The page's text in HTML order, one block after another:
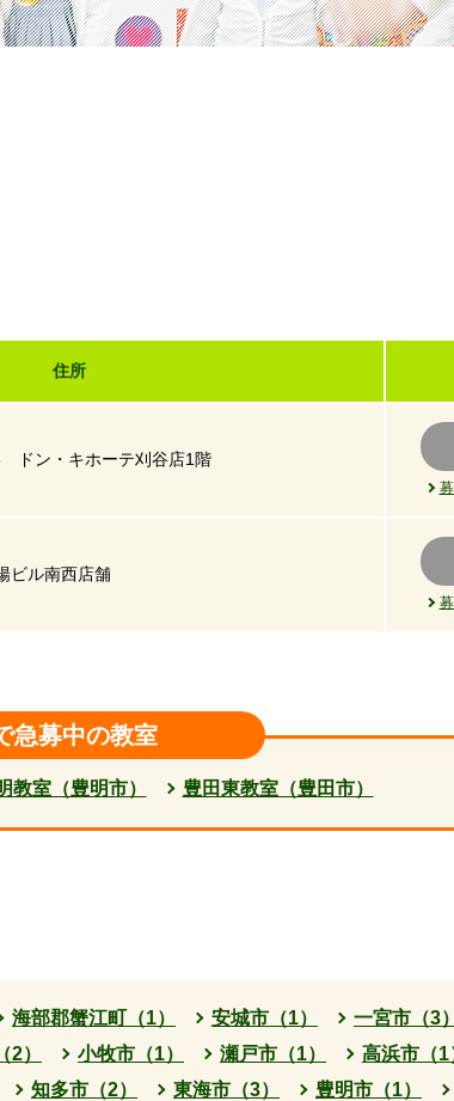
住所
ドン・キホーテ刈谷店1階
ビル南西店舗
急募中の教室
教室（豊明市） 豊田東教室（豊田市）
海部郡蟹江町（1） 安城市（1）
一宮市（3）
2） 小牧市（1） 瀬戸市（1）
高浜市（1
知多市（2） 東海市（3） 豊明市（1）